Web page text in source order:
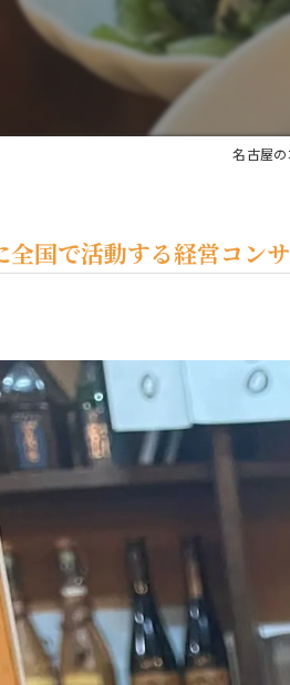
名古屋
全国で活動する経営コン